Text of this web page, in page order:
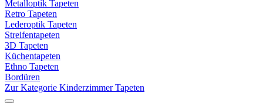
Metalloptik Tapeten
Retro Tapeten
Lederoptik Tapeten
Streifentapeten
3D Tapeten
Küchentapeten
Ethno Tapeten
Bordüren
Zur Kategorie Kinderzimmer Tapeten